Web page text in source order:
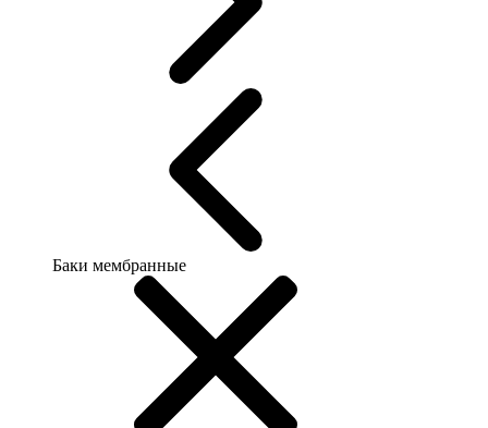
Баки мембранные